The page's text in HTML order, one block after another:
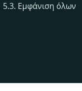
5.3. Εμφάνιση όλων